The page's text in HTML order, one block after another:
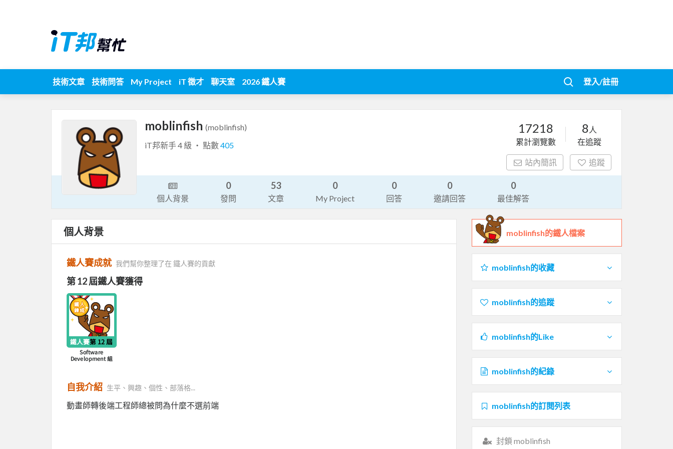
技術文章 技術問答 My Project iT 徵才 聊天室 2026 鐵人賽 登入/註冊
moblinfish (moblinfish)
iT邦新手 4 級 ‧ 點數405
17218
累計瀏覽數
8 人
在追蹤
站內簡訊 追蹤
個人背景
0
發問
53
文章
0
My Project
0
回答
0
邀請回答
0
最佳解答
個人背景
鐵人賽成就 我們幫你整理了在 鐵人賽的貢獻
第 12 屆鐵人賽獲得
自我介紹 生平、興趣、個性、部落格...
動畫師轉後端工程師總被問為什麼不選前端
moblinfish的鐵人檔案
moblinfish的收藏
moblinfish的追蹤
moblinfish的Like
moblinfish的紀錄
moblinfish的訂閱列表
封鎖 moblinfish